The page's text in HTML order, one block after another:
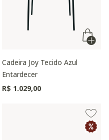
Cadeira Joy Tecido Azul
Entardecer
R$ 1.029,00